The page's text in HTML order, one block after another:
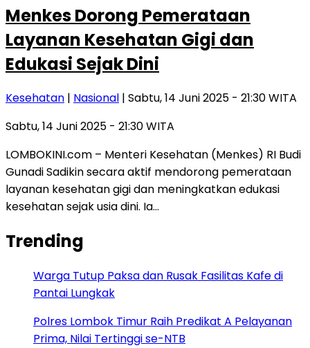
Menkes Dorong Pemerataan
Layanan Kesehatan Gigi dan
Edukasi Sejak Dini
Kesehatan | Nasional | Sabtu, 14 Juni 2025 - 21:30 WITA
Sabtu, 14 Juni 2025 - 21:30 WITA
LOMBOKINI.com – Menteri Kesehatan (Menkes) RI Budi
Gunadi Sadikin secara aktif mendorong pemerataan
layanan kesehatan gigi dan meningkatkan edukasi
kesehatan sejak usia dini. Ia…
Trending
Warga Tutup Paksa dan Rusak Fasilitas Kafe di
Pantai Lungkak
Polres Lombok Timur Raih Predikat A Pelayanan
Prima, Nilai Tertinggi se-NTB